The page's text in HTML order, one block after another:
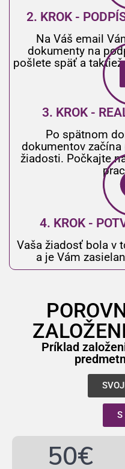
2. KROK -
Na Váš email
dokumenty na
pošlete späť a
3. KROK -
Po spätnom
dokumentov začína
žiadosti. Počkajte
4. KROK -
Vaša žiadosť bola v
a je Vám
Príklad
S
50€